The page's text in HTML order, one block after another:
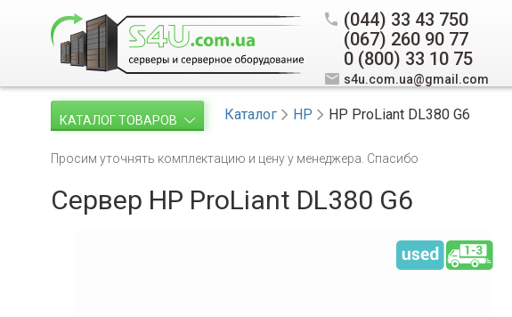
(044) 33 43 750
(067) 260 90 77
0 (800) 33 10 75
s4u.com.ua@gmail.com
КАТАЛОГ ТОВАРОВ Каталог HP HP ProLiant DL380 G6
Просим уточнять комплектацию и цену у менеджера. Спасибо
Сервер HP ProLiant DL380 G6